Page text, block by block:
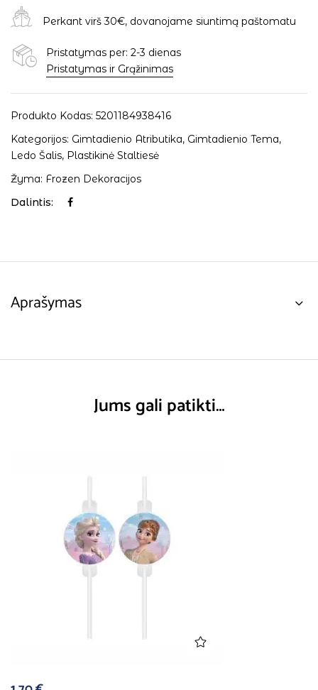
Perkant virš 30€, dovanojame siuntimą paštomatu
Pristatymas per: 2-3 dienas
Pristatymas ir Grąžinimas
Produkto Kodas: 5201184938416
Kategorijos: Gimtadienio Atributika, Gimtadienio Tema,
Ledo Šalis, Plastikinė Staltiesė
Žyma: Frozen Dekoracijos
Dalintis:
Aprašymas
Jums gali patikti…